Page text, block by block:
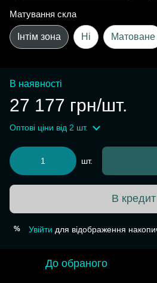
Матування скла
Інтім зона Ні Матоване
В наявності
27 177 грн/шт.
Оптові ціни від 2 шт.
шт.
В кредит
% Увійти для відображення
До обраного